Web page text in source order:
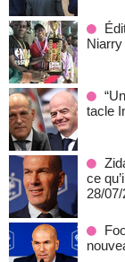
Niarry
tacle
ce
28/